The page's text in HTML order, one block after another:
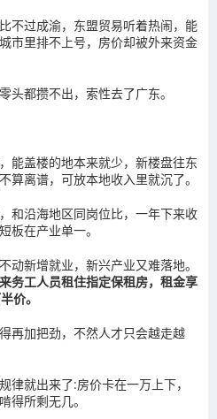
不过成渝，东盟贸易听着热闹，能
市里排不上号，房价却被外来资金
头都攒不出，索性去了广东。
能盖楼的地本来就少，新楼盘往东
算离谱，可放本地收入里就沉了。
和沿海地区同岗位比，一年下来收
板在产业单一。
动新增就业，新兴产业又难落地。
务工人员租住指定保租房，租金享
价。
再加把劲，不然人才只会越走越
律就出来了:房价卡在一万上下，
得所剩无几。